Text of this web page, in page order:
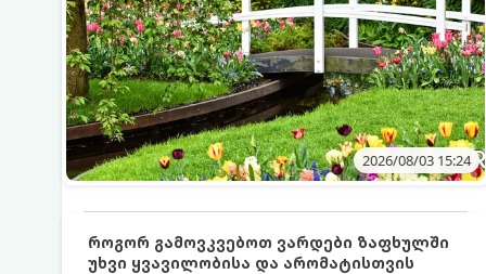
2026/08/03 15:24
როგორ გამოვკვებოთ ვარდები ზაფხულში
უხვი ყვავილობისა და არომატისთვის